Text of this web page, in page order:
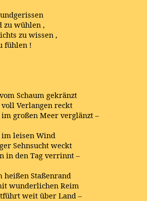
zu wühlen ,
zu wissen ,
fühlen !
Schaum gekränzt
Verlangen reckt
großen Meer verglänzt –
leisen Wind
Sehnsucht weckt
in den Tag verrinnt –
heißen Staßenrand
wunderlichen Reim
weit über Land –